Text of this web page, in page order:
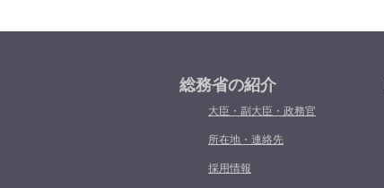
総務省の紹介
大臣・副大臣・政務官
所在地・連絡先
採用情報